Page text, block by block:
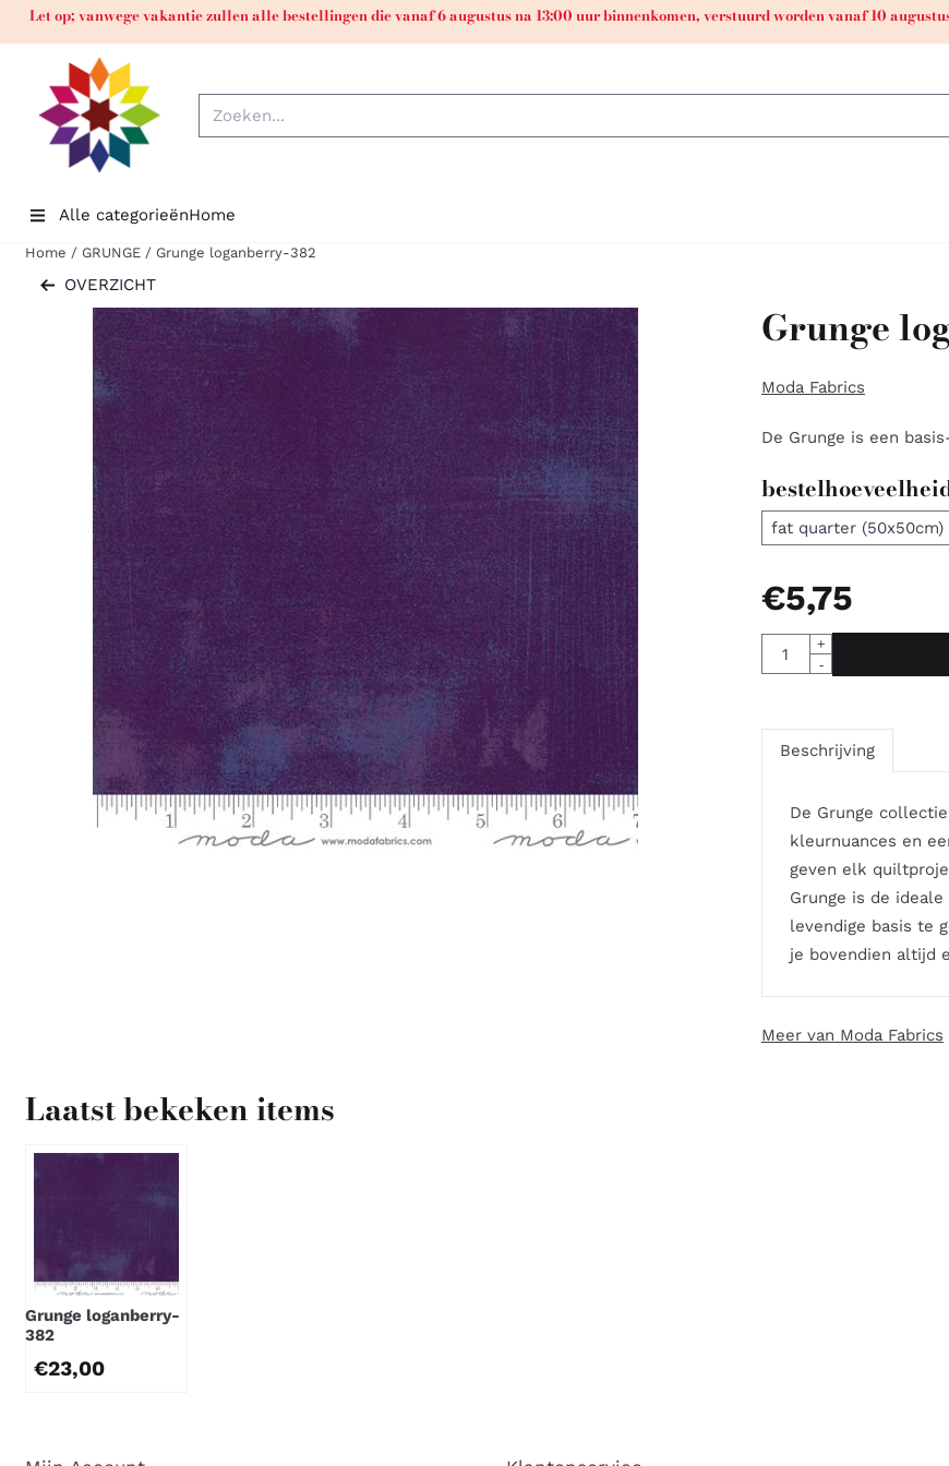
Cookievoorkeuren zijn momenteel gesloten.
Let op; vanwege vakantie zullen alle bestellingen die vanaf 6 augustus na 13:00 uur binnenkomen, verstuurd worden vanaf 10
Zoeken
Alle categorieënHome
Home / GRUNGE / Grunge loganberry-382
OVERZICHT
Grunge
Moda Fabrics
De Grunge is een
€5,75
Aantal
+
-
Beschrijving
De Grunge
kleurnuances en
geven elk
Grunge is de
levendige basis te
je bovendien altijd
Meer van Moda Fabrics
Laatst bekeken items
Grunge loganberry-
382
€23,00